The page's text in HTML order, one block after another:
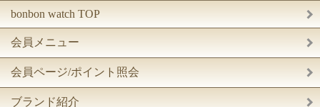
bonbon watch TOP
会員メニュー
会員ページ/ポイント照会
ブランド紹介